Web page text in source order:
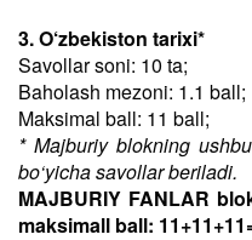
3. O‘zbekiston tarixi*
Savollar soni: 10 ta;
Baholash mezoni: 1.1 ball;
Maksimal ball: 11 ball;
* Majburiy blokning
bo‘yicha savollar beriladi.
MAJBURIY FANLAR
maksimall ball: